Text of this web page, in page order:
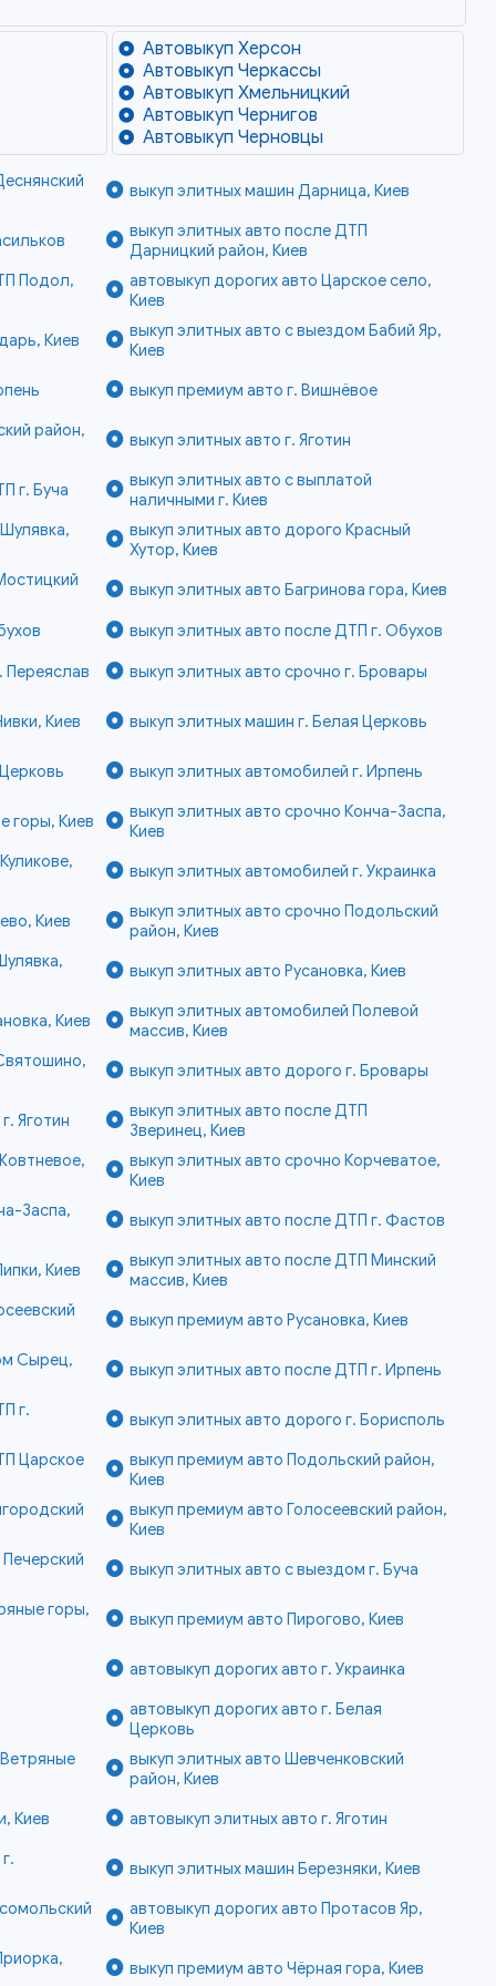
Автовыкуп Херсон
Автовыкуп Черкассы
Автовыкуп Хмельницкий
Автовыкуп Чернигов
Автовыкуп Черновцы
выкуп элитных машин Дарница, Киев
выкуп элитных авто после ДТП
Дарницкий район, Киев
Подол,
автовыкуп дорогих авто Царское село,
Киев
Киев
выкуп элитных авто с выездом Бабий Яр,
Киев
выкуп премиум авто г. Вишнёвое
район,
выкуп элитных авто г. Яготин
г. Буча
выкуп элитных авто с выплатой
наличными г. Киев
выкуп элитных авто дорого Красный
Хутор, Киев
выкуп элитных авто Багринова гора, Киев
выкуп элитных авто после ДТП г. Обухов
Переяслав выкуп элитных авто срочно г. Бровары
Киев выкуп элитных машин г. Белая Церковь
выкуп элитных автомобилей г. Ирпень
горы, Киев
выкуп элитных авто срочно Конча-Заспа,
Киев
выкуп элитных автомобилей г. Украинка
Киев
выкуп элитных авто срочно Подольский
район, Киев
выкуп элитных авто Русановка, Киев
Киев
выкуп элитных автомобилей Полевой
массив, Киев
выкуп элитных авто дорого г. Бровары
Яготин
выкуп элитных авто после ДТП
Зверинец, Киев
выкуп элитных авто срочно Корчеватое,
Киев
Заспа,
выкуп элитных авто после ДТП г. Фастов
Киев
выкуп элитных авто после ДТП Минский
массив, Киев
выкуп премиум авто Русановка, Киев
Сырец,
выкуп элитных авто после ДТП г. Ирпень
г.
выкуп элитных авто дорого г. Борисполь
Царское
выкуп премиум авто Подольский район,
Киев
выкуп премиум авто Голосеевский район,
Киев
выкуп элитных авто с выездом г. Буча
горы,
выкуп премиум авто Пирогово, Киев
автовыкуп дорогих авто г. Украинка
автовыкуп дорогих авто г. Белая
Церковь
выкуп элитных авто Шевченковский
район, Киев
Киев
автовыкуп элитных авто г. Яготин
выкуп элитных машин Березняки, Киев
автовыкуп дорогих авто Протасов Яр,
Киев
выкуп премиум авто Чёрная гора, Киев